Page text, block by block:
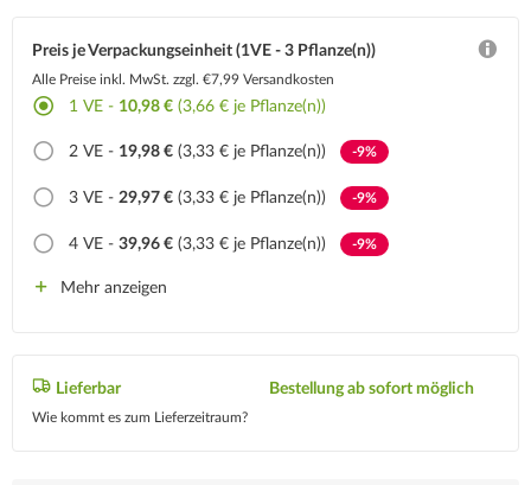
Preis je Verpackungseinheit (1VE - 3 Pflanze(n))
Alle Preise inkl. MwSt. zzgl. €7,99 Versandkosten
1 VE - 10,98 € (3,66 € je Pflanze(n))
2 VE - 19,98 € (3,33 € je Pflanze(n)) -9%
3 VE - 29,97 € (3,33 € je Pflanze(n)) -9%
4 VE - 39,96 € (3,33 € je Pflanze(n)) -9%
Mehr anzeigen
Lieferbar
Wie kommt es zum Lieferzeitraum?
Bestellung ab sofort möglich